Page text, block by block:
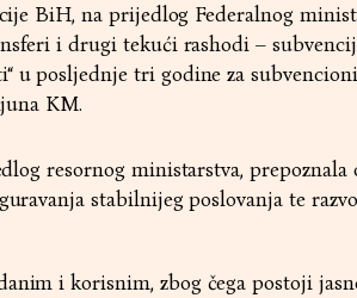
BiH, na prijedlog Federalnog
i drugi tekući rashodi –
u posljednje tri godine za
KM.
resornog ministarstva, prepoznala
stabilnijeg poslovanja te
i korisnim, zbog čega postoji